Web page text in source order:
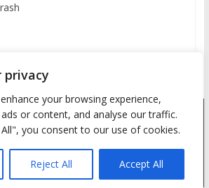
privacy
your browsing experience,
or content, and analyse our traffic.
you consent to our use of cookies.
Reject All Accept All
Meine Wanderlust. Todos los derechos
reservados.
ThemeGrill. Desarrollado conWordPress